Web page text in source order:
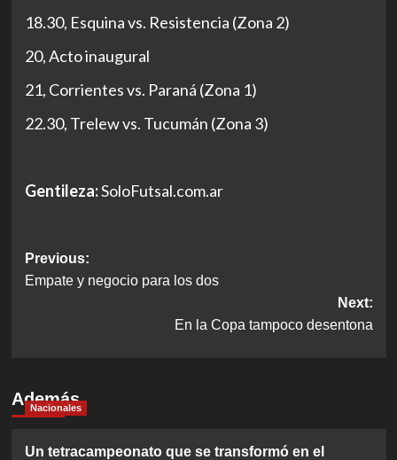
18.30, Esquina vs. Resistencia (Zona 2)
20, Acto inaugural
21, Corrientes vs. Paraná (Zona 1)
22.30, Trelew vs. Tucumán (Zona 3)
Gentileza:SoloFutsal.com.ar
Post
navigation
Previous:
Empate y negocio para los dos
Next:
En la Copa tampoco desentona
Además
Nacionales
Un tetracampeonato que se transformó en el